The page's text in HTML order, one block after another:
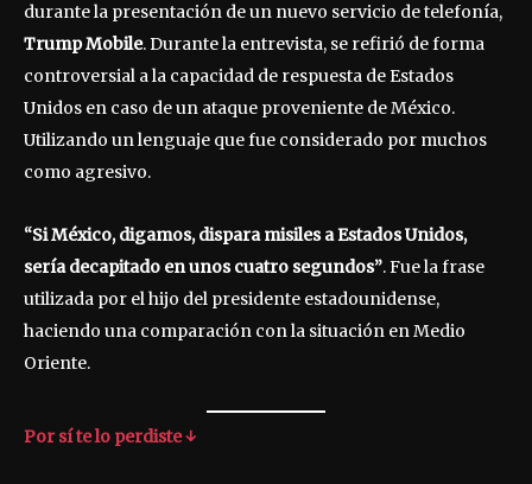
durante la presentación de un nuevo servicio de telefonía,
Trump Mobile. Durante la entrevista, se refirió de forma
controversial a la capacidad de respuesta de Estados
Unidos en caso de un ataque proveniente de México.
Utilizando un lenguaje que fue considerado por muchos
como agresivo.
“Si México, digamos, dispara misiles a Estados Unidos,
sería decapitado en unos cuatro segundos”. Fue la frase
utilizada por el hijo del presidente estadounidense,
haciendo una comparación con la situación en Medio
Oriente.
Por sí te lo perdiste ↓